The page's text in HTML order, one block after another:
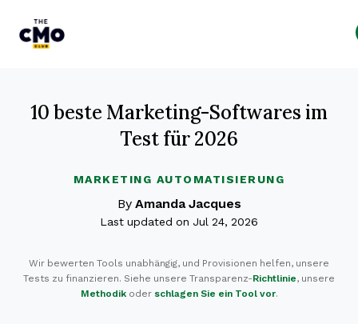
MARKETING AUTOMATISIERUNG
10 beste Marketing-Softwares im
Test für 2026
By Amanda Jacques
Last updated on Jul 24, 2026
Wir bewerten Tools unabhängig, und Provisionen helfen, unsere
Tests zu finanzieren. Siehe unsere Transparenz-Richtlinie, unsere
Methodikoder schlagen Sie ein Tool vor.